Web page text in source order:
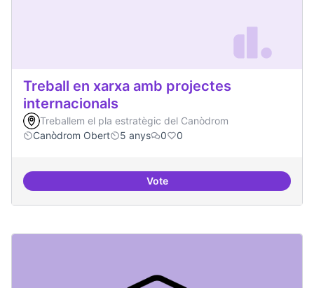
Treball en xarxa amb projectes
internacionals
Treballem el pla estratègic del Canòdrom
Canòdrom Obert
5 anys 0 0
VoteTreball en xarxa amb projectes